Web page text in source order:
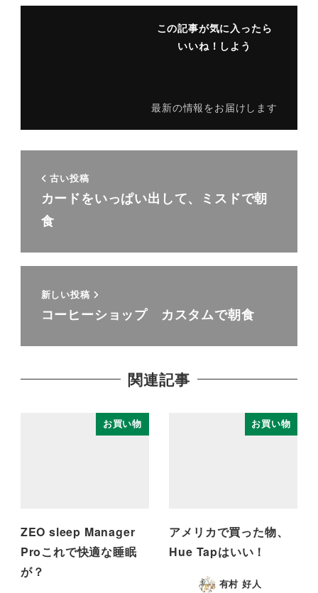
この記事が気に入ったら
いいね！しよう
最新の情報をお届けします
古い投稿
カードをいっぱい出して、ミスドで朝
食
新しい投稿
コーヒーショップ カスタムで朝食
関連記事
お買い物
ZEO sleep Manager
Proこれで快適な睡眠
が？
お買い物
アメリカで買った物、
Hue Tapはいい！
有村 好人